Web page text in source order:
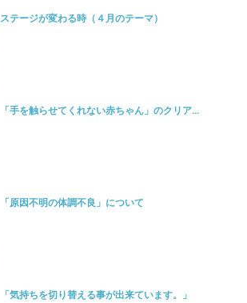
ステージが変わる時（４月のテーマ）
「手を触らせてくれない赤ちゃん」のクリア...
「原因不明の体調不良」について
「気持ちを切り替える事が出来ています。」